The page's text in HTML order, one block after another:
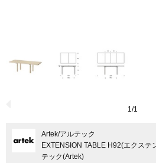
1/1
Artek/アルテック
EXTENSION TABLE H92(エクステ
テック(Artek)